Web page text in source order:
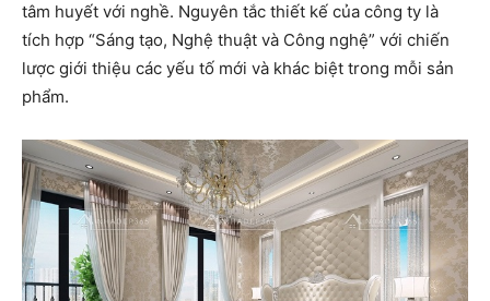
tâm huyết với nghề. Nguyên tắc thiết kế của công ty là
tích hợp “Sáng tạo, Nghệ thuật và Công nghệ” với chiến
lược giới thiệu các yếu tố mới và khác biệt trong mỗi sản
phẩm.